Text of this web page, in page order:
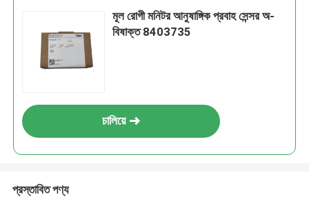
মূল রোগী মনিটর আনুষাঙ্গিক প্রবাহ সেন্সর অ-
বিষাক্ত 8403735
চালিয়ে
প্রস্তাবিত পণ্য